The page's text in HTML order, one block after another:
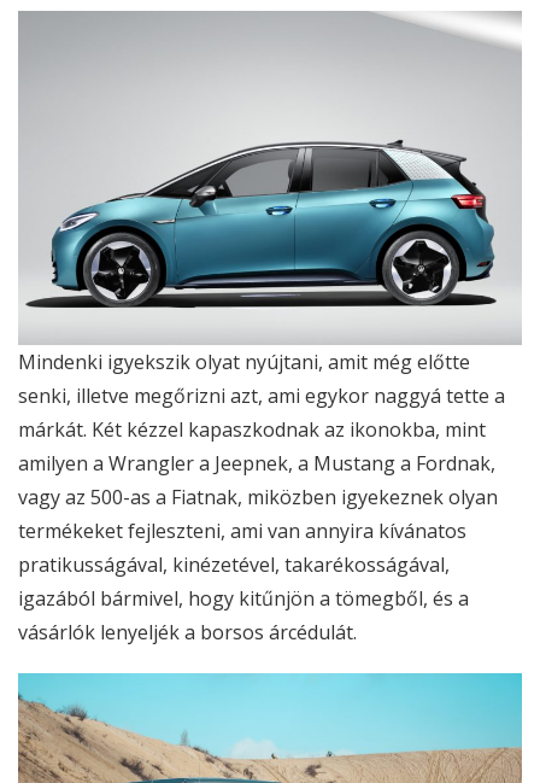
Mindenki igyekszik olyat nyújtani, amit még előtte
senki, illetve megőrizni azt, ami egykor naggyá tette a
márkát. Két kézzel kapaszkodnak az ikonokba, mint
amilyen a Wrangler a Jeepnek, a Mustang a Fordnak,
vagy az 500-as a Fiatnak, miközben igyekeznek olyan
termékeket fejleszteni, ami van annyira kívánatos
pratikusságával, kinézetével, takarékosságával,
igazából bármivel, hogy kitűnjön a tömegből, és a
vásárlók lenyeljék a borsos árcédulát.